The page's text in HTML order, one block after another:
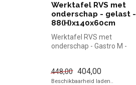
Werktafel RVS met
onderschap - gelast -
88(H)x140x60cm
Werktafel RVS met
onderschap - Gastro M -
448,00 404,00
Beschikbaarheid laden..